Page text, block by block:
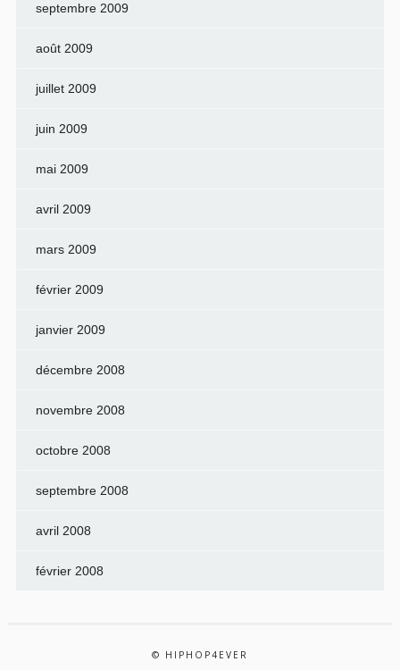
septembre 2009
août 2009
juillet 2009
juin 2009
mai 2009
avril 2009
mars 2009
février 2009
janvier 2009
décembre 2008
novembre 2008
octobre 2008
septembre 2008
avril 2008
février 2008
© HIPHOP4EVER